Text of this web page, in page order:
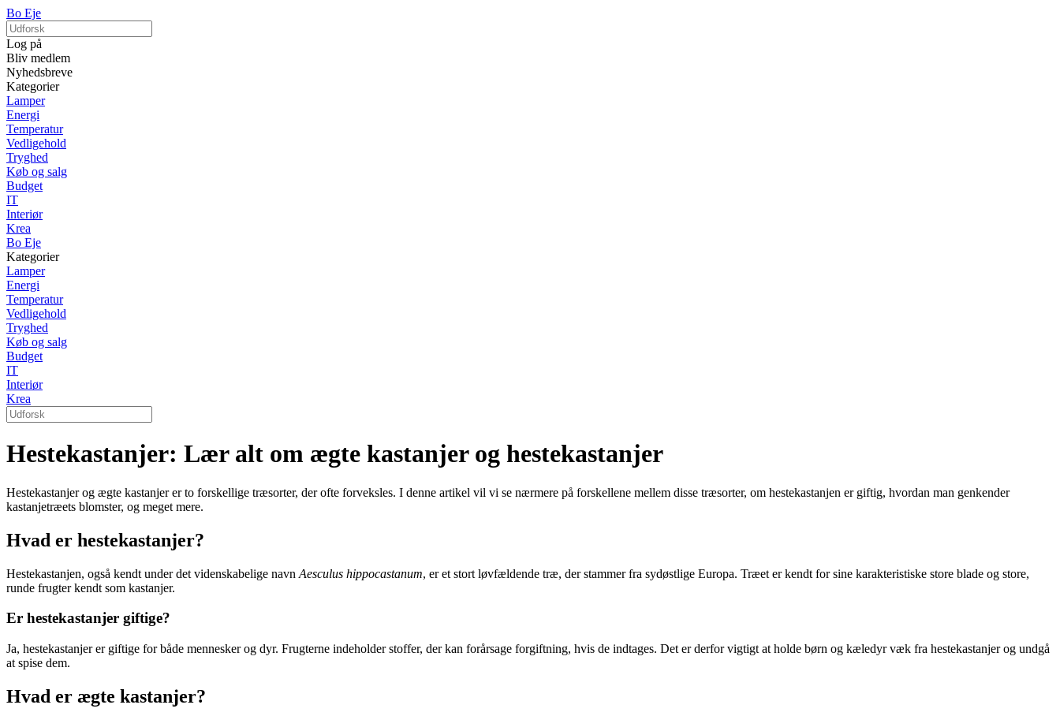
Bo Eje
Log på
Bliv medlem
Nyhedsbreve
Kategorier
Lamper
Energi
Temperatur
Vedligehold
Tryghed
Køb og salg
Budget
IT
Interiør
Krea
Bo Eje
Kategorier
Lamper
Energi
Temperatur
Vedligehold
Tryghed
Køb og salg
Budget
IT
Interiør
Krea
Hestekastanjer: Lær alt om ægte kastanjer og hestekastanjer
Hestekastanjer og ægte kastanjer er to forskellige træsorter, der ofte forveksles. I denne artikel vil vi se nærmere på forskellene mellem disse træsorter, om hestekastanjen er giftig, hvordan man genkender
kastanjetræets blomster, og meget mere.
Hvad er hestekastanjer?
Hestekastanjen, også kendt under det videnskabelige navn Aesculus hippocastanum, er et stort løvfældende træ, der stammer fra sydøstlige Europa. Træet er kendt for sine karakteristiske store blade og store,
runde frugter kendt som kastanjer.
Er hestekastanjer giftige?
Ja, hestekastanjer er giftige for både mennesker og dyr. Frugterne indeholder stoffer, der kan forårsage forgiftning, hvis de indtages. Det er derfor vigtigt at holde børn og kæledyr væk fra hestekastanjer og undgå
at spise dem.
Hvad er ægte kastanjer?